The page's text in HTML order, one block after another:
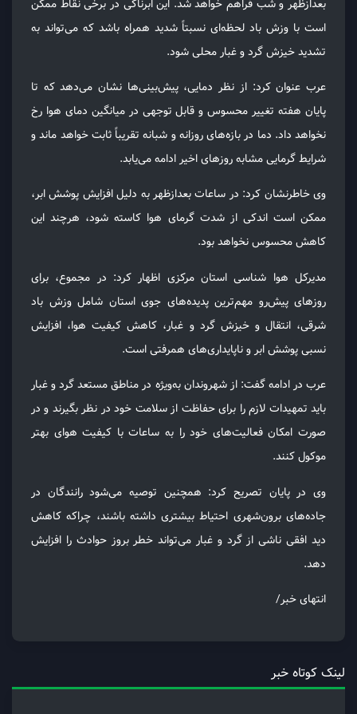
است با وزش باد لحظه‌ای نسبتاً شدید همراه باشد که می‌تواند به
تشدید خیزش گرد و غبار محلی شود.
عرب عنوان کرد: از نظر دمایی، پیش‌بینی‌ها نشان می‌دهد که تا
پایان هفته تغییر محسوس و قابل توجهی در میانگین دمای هوا رخ
نخواهد داد. دما در بازه‌های روزانه و شبانه تقریباً ثابت خواهد ماند و
شرایط گرمایی مشابه روزهای اخیر ادامه می‌یابد.
وی خاطرنشان کرد: در ساعات بعدازظهر به دلیل افزایش پوشش ابر،
ممکن است اندکی از شدت گرمای هوا کاسته شود، هرچند این
کاهش محسوس نخواهد بود.
مدیرکل هوا شناسی استان مرکزی اظهار کرد: در مجموع، برای
روزهای پیش‌رو مهم‌ترین پدیده‌های جوی استان شامل وزش باد
شرقی، انتقال و خیزش گرد و غبار، کاهش کیفیت هوا، افزایش
نسبی پوشش ابر و ناپایداری‌های همرفتی است.
عرب در ادامه گفت: از شهروندان به‌ویژه در مناطق مستعد گرد و غبار
باید تمهیدات لازم را برای حفاظت از سلامت خود در نظر بگیرند و در
صورت امکان فعالیت‌های خود را به ساعات با کیفیت هوای بهتر
موکول کنند.
وی در پایان تصریح کرد: همچنین توصیه می‌شود رانندگان در
جاده‌های برون‌شهری احتیاط بیشتری داشته باشند، چراکه کاهش
دید افقی ناشی از گرد و غبار می‌تواند خطر بروز حوادث را افزایش
دهد.
انتهای خبر/
لینک کوتاه خبر